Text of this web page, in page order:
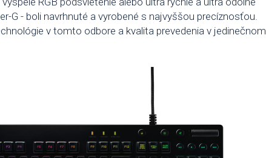
G - boli navrhnuté a vyrobené s najvyššou precíznosťou.
v tomto odbore a kvalita prevedenia v jedinečnom